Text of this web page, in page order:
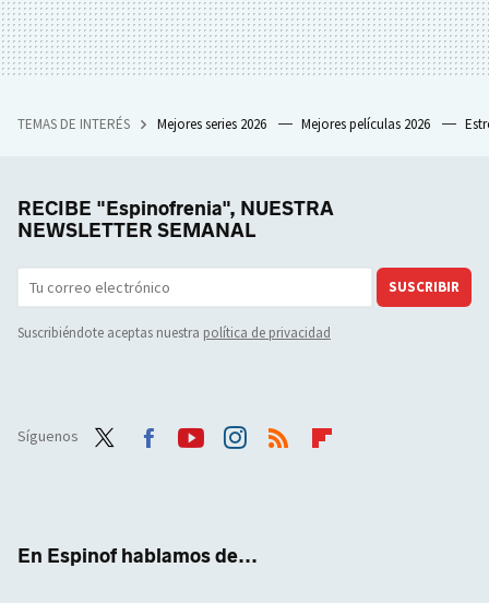
TEMAS DE INTERÉS Mejores series 2026 Mejores películas 2026
RECIBE "Espinofrenia", NUESTRA
NEWSLETTER SEMANAL
SUSCRIBIR
Suscribiéndote aceptas nuestra política de privacidad
Síguenos
En Espinof hablamos de...